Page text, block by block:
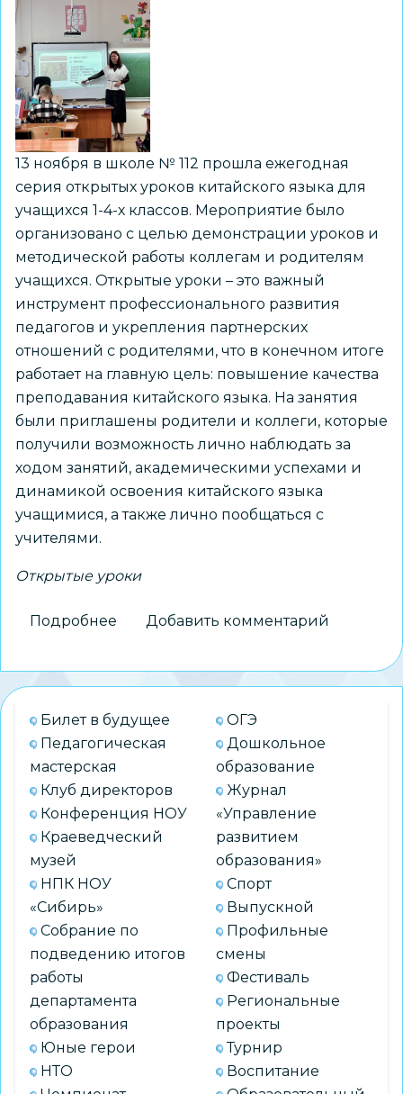
13 ноября в школе № 112 прошла ежегодная
серия открытых уроков китайского языка для
учащихся 1-4-х классов. Мероприятие было
организовано с целью демонстрации уроков и
методической работы коллегам и родителям
учащихся. Открытые уроки – это важный
инструмент профессионального развития
педагогов и укрепления партнерских
отношений с родителями, что в конечном итоге
работает на главную цель: повышение качества
преподавания китайского языка. На занятия
были приглашены родители и коллеги, которые
получили возможность лично наблюдать за
ходом занятий, академическими успехами и
динамикой освоения китайского языка
учащимися, а также лично пообщаться с
учителями.
Открытые уроки
Подробнее
школе
№
112
прошли
уроки
по
китайскому
Добавить комментарий
Билет в будущее
Педагогическая
мастерская
Клуб директоров
Конференция НОУ
Краеведческий
музей
НПК НОУ
«Сибирь»
Собрание по
подведению итогов
работы
департамента
образования
Юные герои
НТО
ОГЭ
Дошкольное
образование
Журнал
«Управление
развитием
образования»
Спорт
Выпускной
Профильные
смены
Фестиваль
Региональные
проекты
Турнир
Воспитание